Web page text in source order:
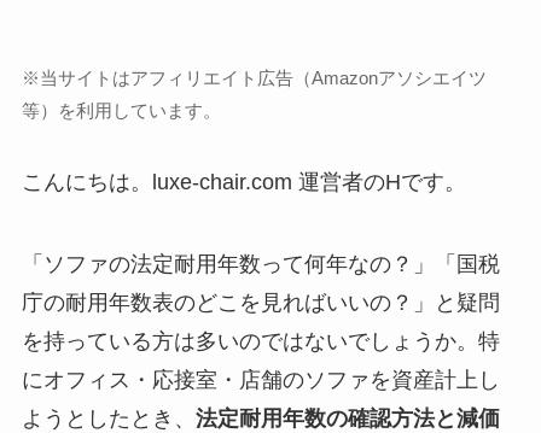
※当サイトはアフィリエイト広告（Amazonアソシエイツ
等）を利用しています。
こんにちは。luxe-chair.com 運営者のHです。
「ソファの法定耐用年数って何年なの？」「国税
庁の耐用年数表のどこを見ればいいの？」と疑問
を持っている方は多いのではないでしょうか。特
にオフィス・応接室・店舗のソファを資産計上し
ようとしたとき、 法定耐用年数の確認方法と減価